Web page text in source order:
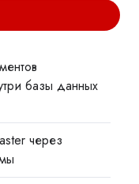
базы данных
через